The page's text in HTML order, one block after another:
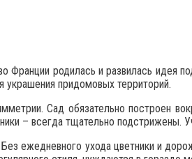
родилась и развилась идея
украшения придомовых территорий.
Сад обязательно построен
– всегда тщательно подстрижены.
ежедневного ухода цветники и